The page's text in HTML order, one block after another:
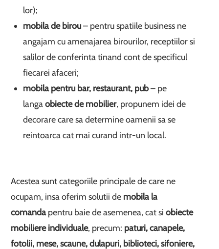
lor);
mobila de birou– pentru spatiile business ne
angajam cu amenajarea birourilor, receptiilor si
salilor de conferinta tinand cont de specificul
fiecarei afaceri;
mobila pentru bar, restaurant, pub– pe
langaobiecte de mobilier, propunem idei de
decorare care sa determine oamenii sa se
reintoarca cat mai curand intr-un local.
Acestea sunt categoriile principale de care ne
ocupam, insa oferim solutii de mobila la
comandapentru baie de asemenea, cat siobiecte
mobiliere individuale, precum: paturi, canapele,
fotolii, mese, scaune, dulapuri, biblioteci, sifoniere,